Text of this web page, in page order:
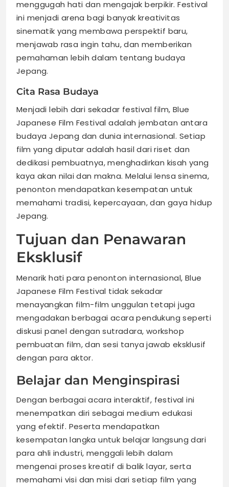
menggugah hati dan mengajak berpikir. Festival
ini menjadi arena bagi banyak kreativitas
sinematik yang membawa perspektif baru,
menjawab rasa ingin tahu, dan memberikan
pemahaman lebih dalam tentang budaya
Jepang.
Cita Rasa Budaya
Menjadi lebih dari sekadar festival film, Blue
Japanese Film Festival adalah jembatan antara
budaya Jepang dan dunia internasional. Setiap
film yang diputar adalah hasil dari riset dan
dedikasi pembuatnya, menghadirkan kisah yang
kaya akan nilai dan makna. Melalui lensa sinema,
penonton mendapatkan kesempatan untuk
memahami tradisi, kepercayaan, dan gaya hidup
Jepang.
Tujuan dan Penawaran
Eksklusif
Menarik hati para penonton internasional, Blue
Japanese Film Festival tidak sekadar
menayangkan film-film unggulan tetapi juga
mengadakan berbagai acara pendukung seperti
diskusi panel dengan sutradara, workshop
pembuatan film, dan sesi tanya jawab eksklusif
dengan para aktor.
Belajar dan Menginspirasi
Dengan berbagai acara interaktif, festival ini
menempatkan diri sebagai medium edukasi
yang efektif. Peserta mendapatkan
kesempatan langka untuk belajar langsung dari
para ahli industri, menggali lebih dalam
mengenai proses kreatif di balik layar, serta
memahami visi dan misi dari setiap film yang